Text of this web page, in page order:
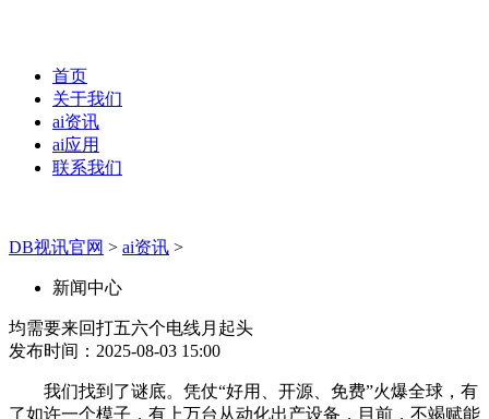
首页
关于我们
ai资讯
ai应用
联系我们
DB视讯官网 > ai资讯 >
新闻中心
均需要来回打五六个电线月起头
发布时间：2025-08-03 15:00
我们找到了谜底。凭仗“好用、开源、免费”火爆全球，有
了如许一个模子，有上万台从动化出产设备，目前，不竭赋能